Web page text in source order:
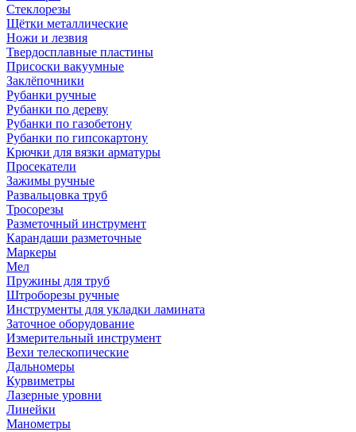
Стеклорезы
Щётки металлические
Ножи и лезвия
Твердосплавные пластины
Присоски вакуумные
Заклёпочники
Рубанки ручные
Рубанки по дереву
Рубанки по газобетону
Рубанки по гипсокартону
Крючки для вязки арматуры
Просекатели
Зажимы ручные
Развальцовка труб
Тросорезы
Разметочный инструмент
Карандаши разметочные
Маркеры
Мел
Пружины для труб
Штроборезы ручные
Инструменты для укладки ламината
Заточное оборудование
Измерительный инструмент
Вехи телескопические
Дальномеры
Курвиметры
Лазерные уровни
Линейки
Манометры